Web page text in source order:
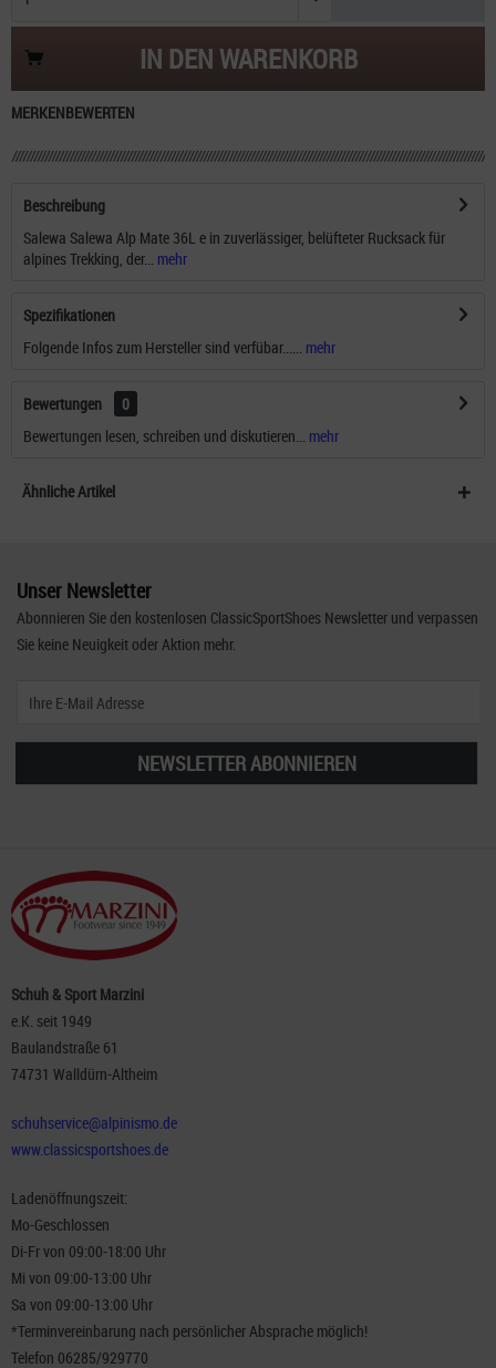
IN DENWARENKORB
MERKENBEWERTEN
Beschreibung
Salewa Salewa Alp Mate 36L e in zuverlässiger, belüfteter Rucksack für
alpines Trekking, der...
mehr
Spezifikationen
Folgende Infos zum Hersteller sind verfübar...... mehr
Bewertungen
0
Bewertungen lesen, schreiben und diskutieren...
mehr
Ähnliche Artikel
Unser Newsletter
Abonnieren Sie den kostenlosen ClassicSportShoes Newsletter und verpassen
Sie keine Neuigkeit oder Aktion mehr.
NEWSLETTER ABONNIEREN
Schuh & Sport Marzini
e.K. seit 1949
Baulandstraße 61
74731 Walldürn-Altheim
schuhservice@alpinismo.de
www.classicsportshoes.de
Ladenöffnungszeit:
Mo-Geschlossen
Di-Fr von 09:00-18:00 Uhr
Mi von 09:00-13:00 Uhr
Sa von 09:00-13:00 Uhr
*Terminvereinbarung nach persönlicher Absprache möglich!
Telefon 06285/929770